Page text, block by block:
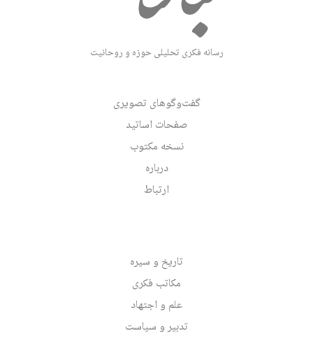
رسانه فکری تحلیلی حوزه و روحانیت
گفت‌وگوهای تصویری
صفحات اساتید
نسخه مکتوب
درباره
ارتباط
تاریخ و سیره
مکاتب فکری
علم و اجتهاد
تدبیر و سیاست